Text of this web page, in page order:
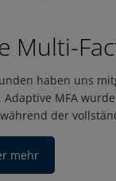
Multi-
haben uns
Adaptive MFA
der
mehr